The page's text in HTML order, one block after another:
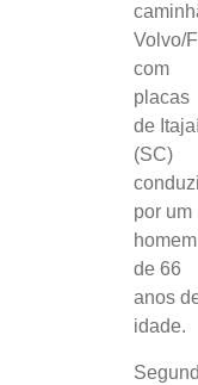
Volvo/
com
placas
de
(SC)
por um
homem
de 66
anos
idade.